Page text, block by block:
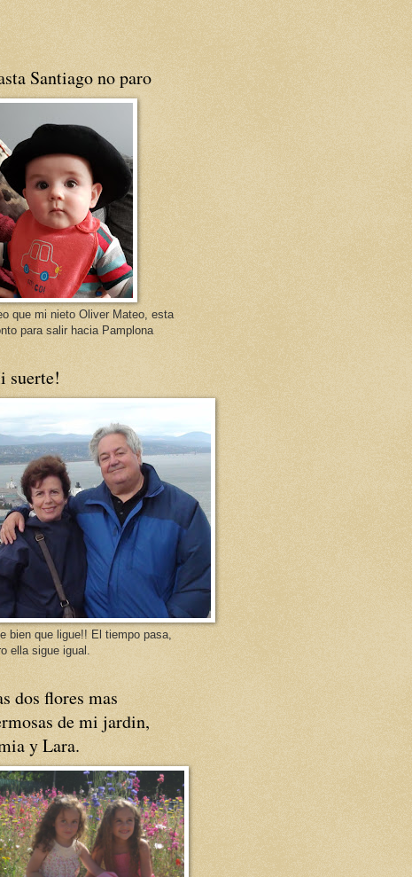
Santiago no paro
que mi nieto Oliver Mateo, esta
para salir hacia Pamplona
suerte!
bien que ligue!! El tiempo pasa,
ella sigue igual.
dos flores mas
de mi jardin,
y Lara.